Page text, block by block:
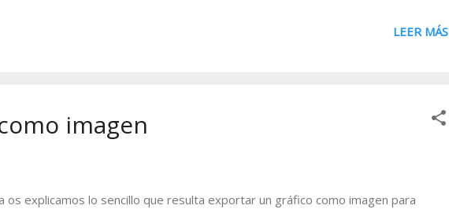
http://bit.ly/1LyW6bD Proponemos otros ejemplos (4). Una vez vistos
de sistemas, les proponemos otros ejemplos a través de los cuales podamos
LEER MÁS
imagen
os explicamos lo sencillo que resulta exportar un gráfico como imagen para